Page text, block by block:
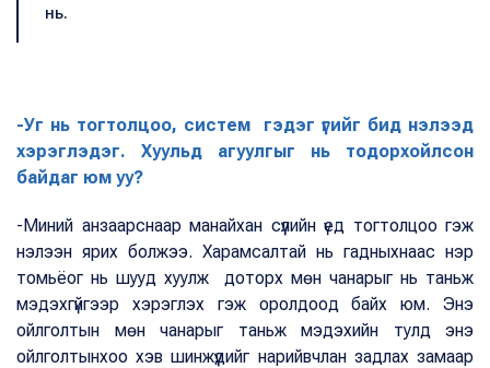
нь.
-Уг нь тогтолцоо, систем гэдэг үгийг бид нэлээд
хэрэглэдэг. Хуульд агуулгыг нь тодорхойлсон
байдаг юм уу?
-Миний анзаарснаар манайхан сүүлийн үед тогтолцоо гэж
нэлээн ярих болжээ. Харамсалтай нь гадныхнаас нэр
томьёог нь шууд хуулж доторх мөн чанарыг нь таньж
мэдэхгүйгээр хэрэглэх гэж оролдоод байх юм. Энэ
ойлголтын мөн чанарыг таньж мэдэхийн тулд энэ
ойлголтынхоо хэв шинжүүдийг нарийвчлан задлах замаар